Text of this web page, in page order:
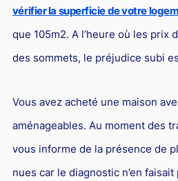
vérifier la superficie de votre
que 105m2. A l’heure où les prix
des sommets, le préjudice subi
Vous avez acheté une maison
aménageables. Au moment des
vous informe de la présence de
nues car le diagnostic n’en